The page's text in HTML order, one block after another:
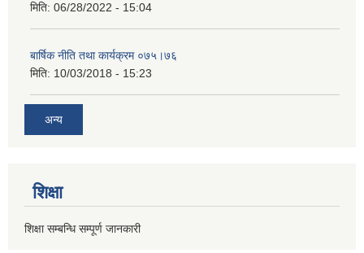
मिति: 06/28/2022 - 15:04
बार्षिक नीति तथा कार्यक्रम ०७५।७६
मिति: 10/03/2018 - 15:23
अन्य
शिक्षा
शिक्षा सम्बन्धि सम्पूर्ण जानकारी